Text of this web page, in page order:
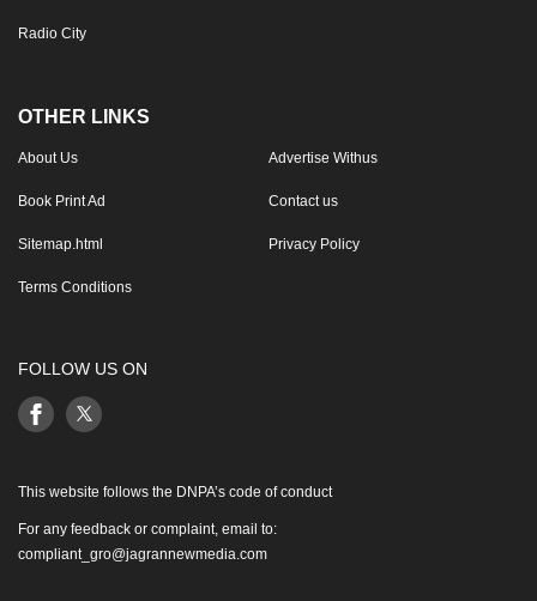
Radio City
OTHER LINKS
About Us Advertise Withus
Book Print Ad Contact us
Sitemap.html Privacy Policy
Terms Conditions
FOLLOW US ON
This website follows the DNPA’s code of conduct
For any feedback or complaint, email to:
compliant_gro@jagrannewmedia.com